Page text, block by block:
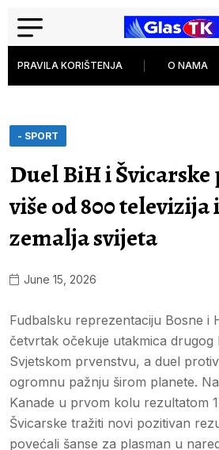
PRAVILA KORIŠTENJA O NAMA
- SPORT
Duel BiH i Švicarske
više od 800 televizija
zemalja svijeta
June 15, 2026
Fudbalsku reprezentaciju Bosne i
četvrtak očekuje utakmica drugog
Svjetskom prvenstvu, a duel
ogromnu pažnju širom planete.
Kanade u prvom kolu rezultatom
Švicarske tražiti novi pozitivan
povećali šanse za plasman u